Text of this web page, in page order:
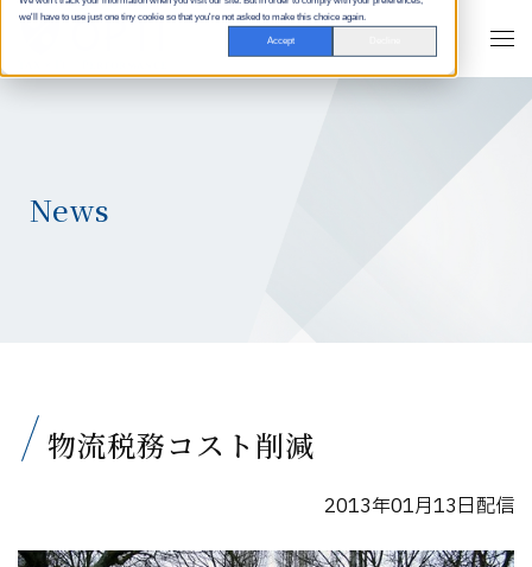
we'll have to use just one tiny cookie so that you're not asked to make this choice again.
Accept
News
物流税務コスト削減
2013年01月13日配信